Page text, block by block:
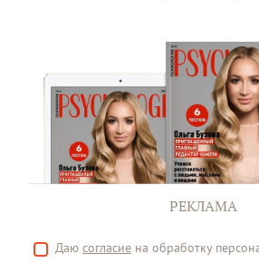
РЕКЛАМА
Даю согласие на обработку